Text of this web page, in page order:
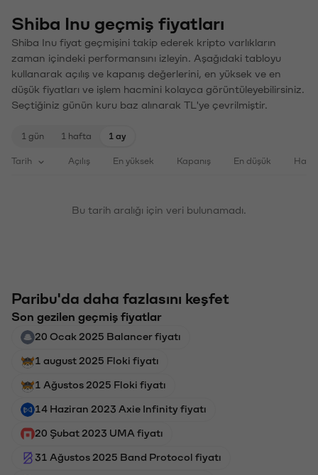
Shiba Inu geçmiş fiyatları
Shiba Inu fiyat geçmişini takip ederek kripto varlıkların
zaman içindeki performansını izleyin. Aşağıdaki tabloyu
kullanarak açılış ve kapanış değerlerini, en yüksek ve en
düşük fiyatları ve işlem hacmini kolayca görüntüleyebilirsiniz.
Seçtiğiniz günün kuru baz alınarak TL'ye çevrilmiştir.
1 gün 1 hafta 1 ay
Tarih Açılış En yüksek Kapanış En düşük
Bu tarih aralığı için veri bulunamadı.
Paribu'da daha fazlasını keşfet
Son gezilen geçmiş fiyatlar
20 Ocak 2025 Balancer fiyatı
1 august 2025 Floki fiyatı
1 Ağustos 2025 Floki fiyatı
14 Haziran 2023 Axie Infinity fiyatı
20 Şubat 2023 UMA fiyatı
31 Ağustos 2025 Band Protocol fiyatı